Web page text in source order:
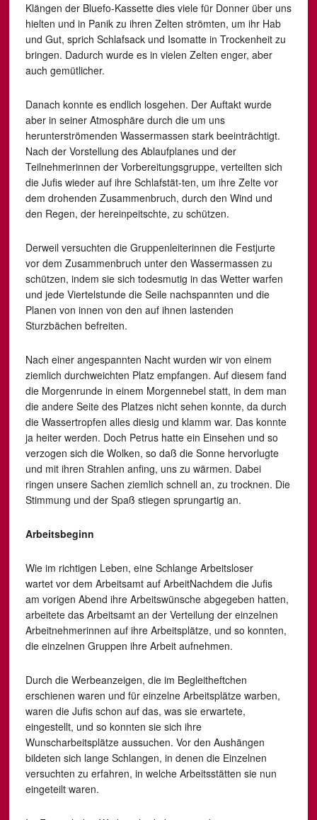
Klängen der Bluefo-Kassette dies viele für Donner über uns
hielten und in Panik zu ihren Zelten strömten, um ihr Hab
und Gut, sprich Schlafsack und Isomatte in Trockenheit zu
bringen. Dadurch wurde es in vielen Zelten enger, aber
auch gemütlicher.
Danach konnte es endlich losgehen. Der Auftakt wurde
aber in seiner Atmosphäre durch die um uns
herunterströmenden Wassermassen stark beeinträchtigt.
Nach der Vorstellung des Ablaufplanes und der
Teilnehmerinnen der Vorbereitungsgruppe, verteilten sich
die Jufis wieder auf ihre Schlafstät-ten, um ihre Zelte vor
dem drohenden Zusammenbruch, durch den Wind und
den Regen, der hereinpeitschte, zu schützen.
Derweil versuchten die Gruppenleiterinnen die Festjurte
vor dem Zusammenbruch unter den Wassermassen zu
schützen, indem sie sich todesmutig in das Wetter warfen
und jede Viertelstunde die Seile nachspannten und die
Planen von innen von den auf ihnen lastenden
Sturzbächen befreiten.
Nach einer angespannten Nacht wurden wir von einem
ziemlich durchweichten Platz empfangen. Auf diesem fand
die Morgenrunde in einem Morgennebel statt, in dem man
die andere Seite des Platzes nicht sehen konnte, da durch
die Wassertropfen alles diesig und klamm war. Das konnte
ja heiter werden. Doch Petrus hatte ein Einsehen und so
verzogen sich die Wolken, so daß die Sonne hervorlugte
und mit ihren Strahlen anfing, uns zu wärmen. Dabei
ringen unsere Sachen ziemlich schnell an, zu trocknen. Die
Stimmung und der Spaß stiegen sprungartig an.
Arbeitsbeginn
Wie im richtigen Leben, eine Schlange Arbeitsloser
wartet vor dem Arbeitsamt auf ArbeitNachdem die Jufis
am vorigen Abend ihre Arbeitswünsche abgegeben hatten,
arbeitete das Arbeitsamt an der Verteilung der einzelnen
Arbeitnehmerinnen auf ihre Arbeitsplätze, und so konnten,
die einzelnen Gruppen ihre Arbeit aufnehmen.
Durch die Werbeanzeigen, die im Begleitheftchen
erschienen waren und für einzelne Arbeitsplätze warben,
waren die Jufis schon auf das, was sie erwartete,
eingestellt, und so konnten sie sich ihre
Wunscharbeitsplätze aussuchen. Vor den Aushängen
bildeten sich lange Schlangen, in denen die Einzelnen
versuchten zu erfahren, in welche Arbeitsstätten sie nun
eingeteilt waren.